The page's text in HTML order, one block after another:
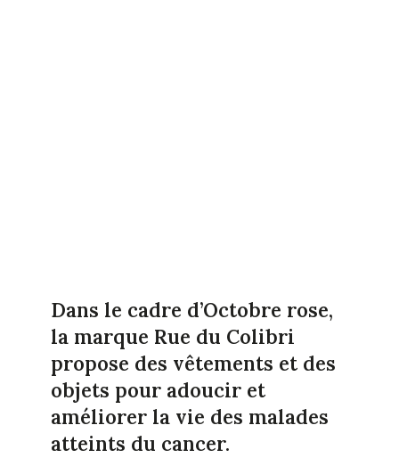
Dans le cadre d’Octobre rose,
la marque Rue du Colibri
propose des vêtements et des
objets pour adoucir et
améliorer la vie des malades
atteints du cancer.